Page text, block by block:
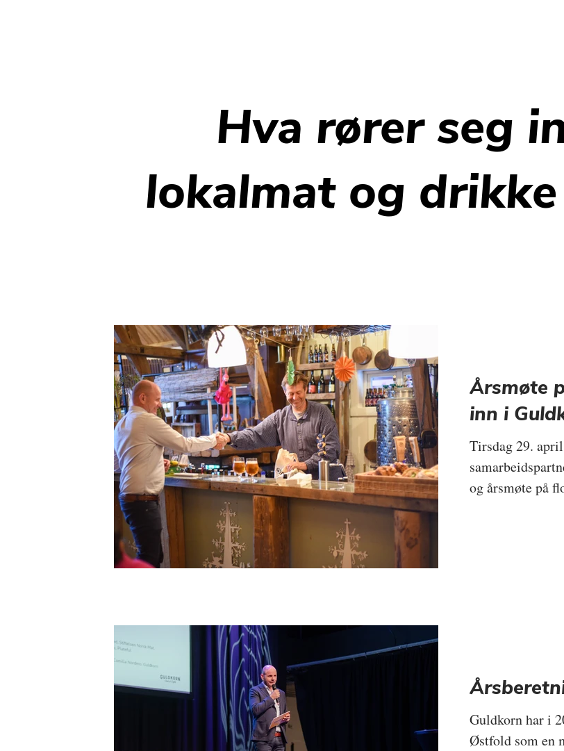
Hva rører seg
lokalmat og
Årsmøte
inn i
Tirsdag 29.
og årsmøte på
Guldkorn har i
Østfold som en